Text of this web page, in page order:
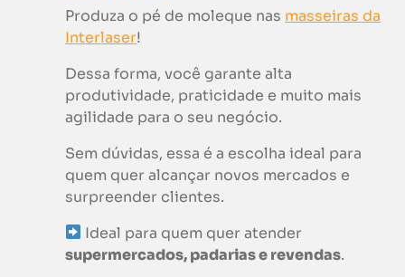
Produza o pé de moleque nas masseiras da
Interlaser!
Dessa forma, você garante alta
produtividade, praticidade e muito mais
agilidade para o seu negócio.
Sem dúvidas, essa é a escolha ideal para
quem quer alcançar novos mercados e
surpreender clientes.
Ideal para quem quer atender
supermercados, padarias e revendas.